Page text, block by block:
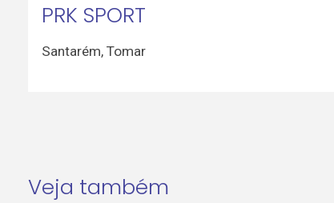
PRK SPORT
Santarém, Tomar
Veja também